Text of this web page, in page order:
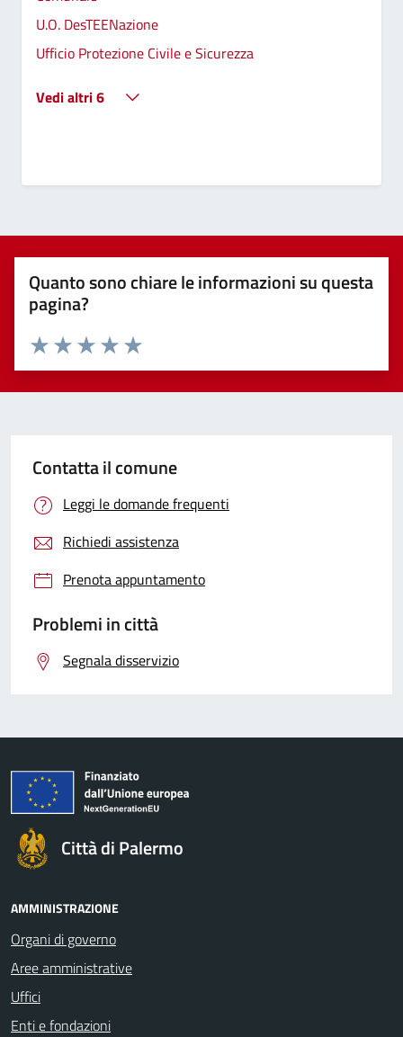
U.O. DesTEENazione
Ufficio Protezione Civile e Sicurezza
Vedi altri 6
Quanto sono chiare le informazioni su questa
pagina?
Valuta 5 stelle su 5
Valuta 4 stelle su 5
Valuta 3 stelle su 5
Valuta 2 stelle su 5
Valuta 1 stelle su 5
Contatta il comune
Leggi le domande frequenti
Richiedi assistenza
Prenota appuntamento
Problemi in città
Segnala disservizio
Città di Palermo
AMMINISTRAZIONE
Organi di governo
Aree amministrative
Uffici
Enti e fondazioni